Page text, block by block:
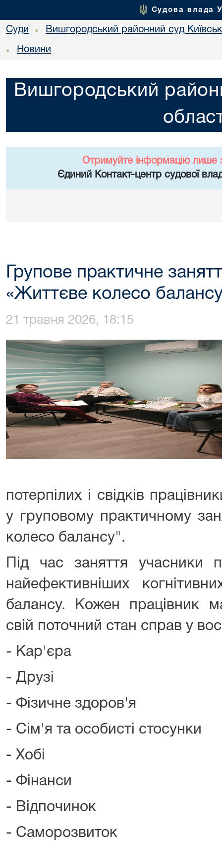
Судова влада
Суди • Вишгородський районний суд
• Новини
Вишгородський
Отримуйте інформацію лише
Єдиний Контакт-центр судової
Групове практичне
«Життєве колесо
21 травня 2026, 18:15
потерпілих і свідків
у груповому практичному
колесо балансу".
Під час заняття учасники
найефективніших
балансу. Кожен працівник
свій поточний стан справ у
- Кар'єра
- Друзі
- Фізичне здоров'я
- Сім'я та особисті стосунки
- Хобі
- Фінанси
- Відпочинок
- Саморозвиток